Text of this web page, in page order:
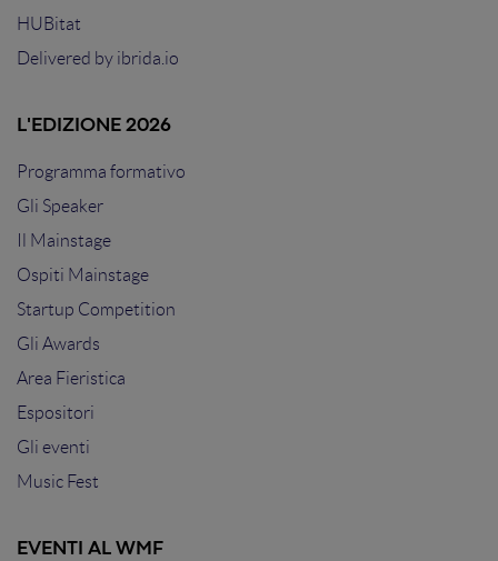
HUBitat
Delivered by ibrida.io
L'EDIZIONE 2026
Programma formativo
Gli Speaker
Il Mainstage
Ospiti Mainstage
Startup Competition
Gli Awards
Area Fieristica
Espositori
Gli eventi
Music Fest
EVENTI AL WMF